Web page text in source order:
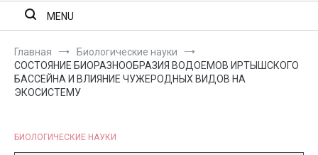
MENU
Главная
Биологические науки
СОСТОЯНИЕ БИОРАЗНООБРАЗИЯ ВОДОЕМОВ ИРТЫШСКОГО
БАССЕЙНА И ВЛИЯНИЕ ЧУЖЕРОДНЫХ ВИДОВ НА
ЭКОСИСТЕМУ
БИОЛОГИЧЕСКИЕ НАУКИ